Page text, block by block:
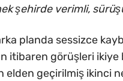
şehirde verimli,
planda sessizce
itibaren görüşleri ikiye
elden geçirilmiş ikinci